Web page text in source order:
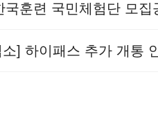
국훈련 국민체험단 모집
] 하이패스 추가 개통